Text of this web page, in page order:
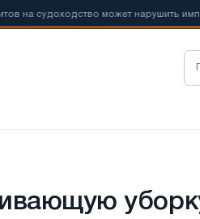
судоходство может нарушить импорт